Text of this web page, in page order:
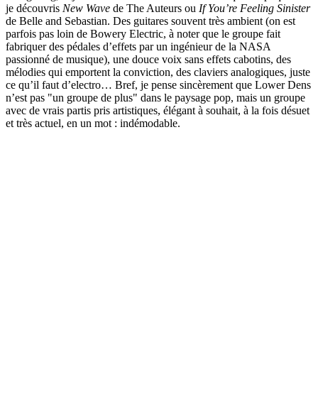
je découvris New Wave de The Auteurs ou If You’re Feeling Sinister
de Belle and Sebastian. Des guitares souvent très ambient (on est
parfois pas loin de Bowery Electric, à noter que le groupe fait
fabriquer des pédales d’effets par un ingénieur de la NASA
passionné de musique), une douce voix sans effets cabotins, des
mélodies qui emportent la conviction, des claviers analogiques, juste
ce qu’il faut d’electro… Bref, je pense sincèrement que Lower Dens
n’est pas "un groupe de plus" dans le paysage pop, mais un groupe
avec de vrais partis pris artistiques, élégant à souhait, à la fois désuet
et très actuel, en un mot : indémodable.